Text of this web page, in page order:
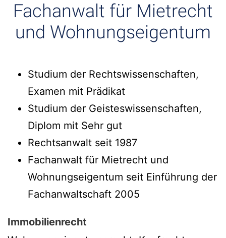
Fachanwalt für Mietrecht
und Wohnungseigentum
Studium der Rechtswissenschaften,
Examen mit Prädikat
Studium der Geisteswissenschaften,
Diplom mit Sehr gut
Rechtsanwalt seit 1987
Fachanwalt für Mietrecht und
Wohnungseigentum seit Einführung der
Fachanwaltschaft 2005
Immobilienrecht